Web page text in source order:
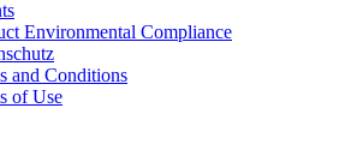
Environmental Compliance
and Conditions
of Use